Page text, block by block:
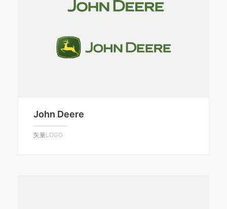
John Deere
矢量LOGO